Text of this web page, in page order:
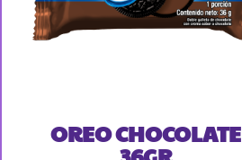
OREO CHOCOLATE